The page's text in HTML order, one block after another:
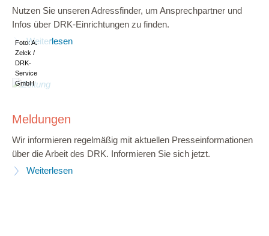
Nutzen Sie unseren Adressfinder, um Ansprechpartner und
Infos über DRK-Einrichtungen zu finden.
Weiterlesen
Foto: A.
Zelck /
DRK-
Service
GmbH
Meldungen
Wir informieren regelmäßig mit aktuellen Presseinformationen
über die Arbeit des DRK. Informieren Sie sich jetzt.
Weiterlesen